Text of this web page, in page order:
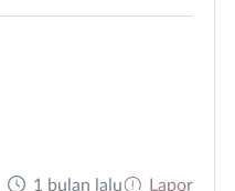
1 bulan lalu Lapor